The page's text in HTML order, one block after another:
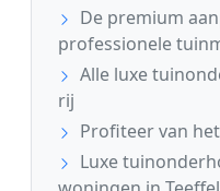
De premium
professionele
Alle luxe
rij
Profiteer van
Luxe